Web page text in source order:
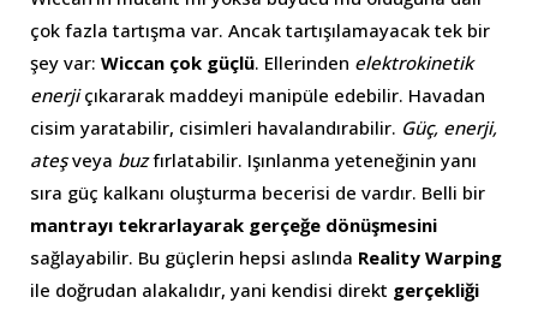
çok fazla tartışma var. Ancak tartışılamayacak tek bir
şey var: Wiccan çok güçlü. Ellerinden elektrokinetik
enerjiçıkararak maddeyi manipüle edebilir. Havadan
cisim yaratabilir, cisimleri havalandırabilir. Güç, enerji,
ateşveya buzfırlatabilir. Işınlanma yeteneğinin yanı
sıra güç kalkanı oluşturma becerisi de vardır. Belli bir
mantrayı tekrarlayarak gerçeğe dönüşmesini
sağlayabilir. Bu güçlerin hepsi aslında Reality Warping
ile doğrudan alakalıdır, yani kendisi direkt gerçekliği